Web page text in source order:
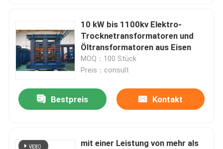
10 kW bis 1100kv Elektro-
Trocknetransformatoren und
Öltransformatoren aus Eisen
MOQ：100 Stück
Preis：consult
Bestpreis Kontakt
mit einer Leistung von mehr als